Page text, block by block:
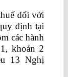
đối với
định tại
các hành
khoản 2
13 Nghị